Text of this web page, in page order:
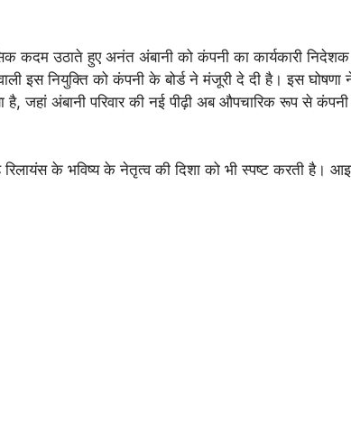
कदम उठाते हुए अनंत अंबानी को कंपनी का कार्यकारी
इस नियुक्ति को कंपनी के बोर्ड ने मंजूरी दे दी है। इस घोषणा
जहां अंबानी परिवार की नई पीढ़ी अब औपचारिक रूप से
रिलायंस के भविष्य के नेतृत्व की दिशा को भी स्पष्ट करती है।